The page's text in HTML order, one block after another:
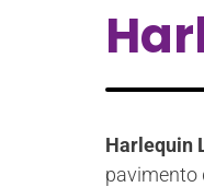
Harlequin
pavimento